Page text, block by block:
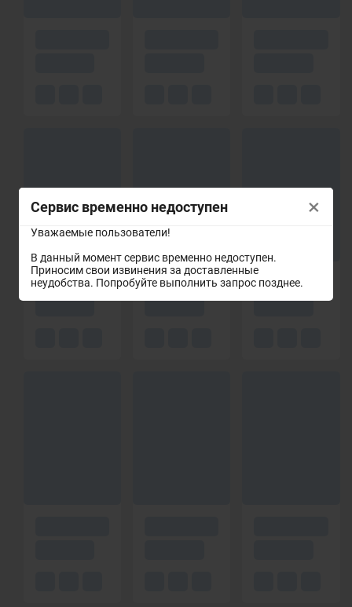
Сервис временно недоступен
Уважаемые пользователи!
В данный момент сервис временно недоступен.
Приносим свои извинения за доставленные
неудобства. Попробуйте выполнить запрос позднее.
×